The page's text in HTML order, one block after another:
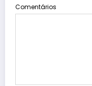
Comentários